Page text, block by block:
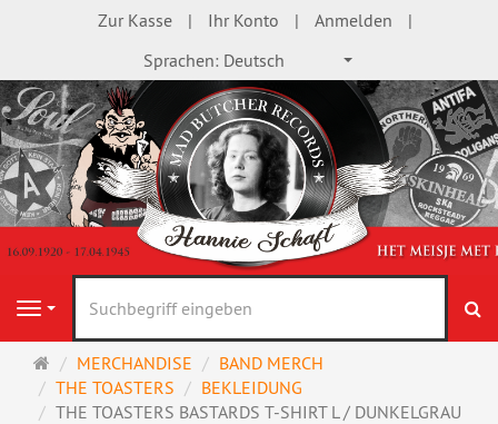
Zur Kasse Ihr Konto
Anmelden
Sprachen: Deutsch
Navigation
Startseite
MERCHANDISE
BAND MERCH
THE TOASTERS
BEKLEIDUNG
THE TOASTERS BASTARDS T-SHIRT L / DUNKELGRAU